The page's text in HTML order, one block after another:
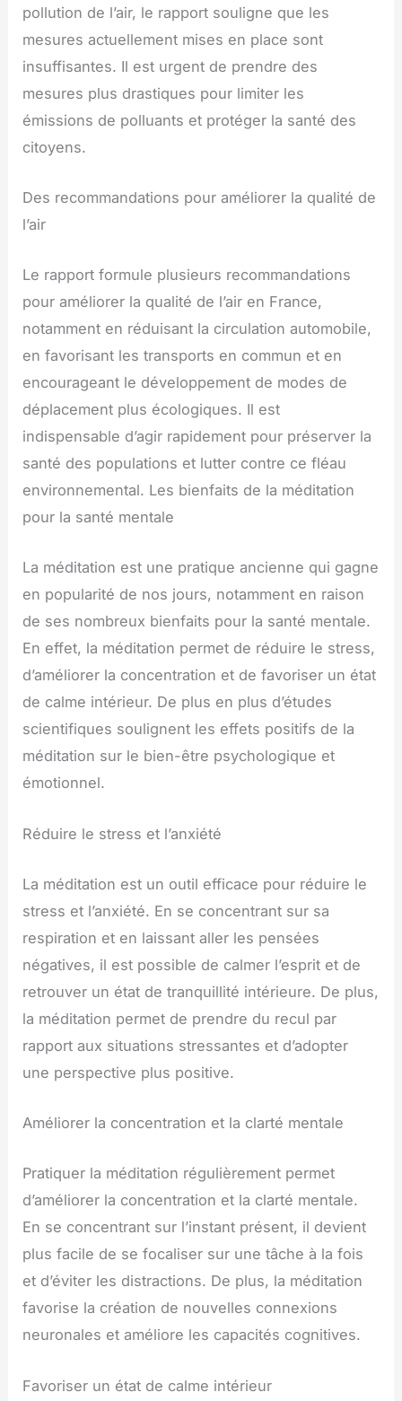
pollution de l’air, le rapport souligne que les
mesures actuellement mises en place sont
insuffisantes. Il est urgent de prendre des
mesures plus drastiques pour limiter les
émissions de polluants et protéger la santé des
citoyens.
Des recommandations pour améliorer la qualité de
l’air
Le rapport formule plusieurs recommandations
pour améliorer la qualité de l’air en France,
notamment en réduisant la circulation automobile,
en favorisant les transports en commun et en
encourageant le développement de modes de
déplacement plus écologiques. Il est
indispensable d’agir rapidement pour préserver la
santé des populations et lutter contre ce fléau
environnemental. Les bienfaits de la méditation
pour la santé mentale
La méditation est une pratique ancienne qui gagne
en popularité de nos jours, notamment en raison
de ses nombreux bienfaits pour la santé mentale.
En effet, la méditation permet de réduire le stress,
d’améliorer la concentration et de favoriser un état
de calme intérieur. De plus en plus d’études
scientifiques soulignent les effets positifs de la
méditation sur le bien-être psychologique et
émotionnel.
Réduire le stress et l’anxiété
La méditation est un outil efficace pour réduire le
stress et l’anxiété. En se concentrant sur sa
respiration et en laissant aller les pensées
négatives, il est possible de calmer l’esprit et de
retrouver un état de tranquillité intérieure. De plus,
la méditation permet de prendre du recul par
rapport aux situations stressantes et d’adopter
une perspective plus positive.
Améliorer la concentration et la clarté mentale
Pratiquer la méditation régulièrement permet
d’améliorer la concentration et la clarté mentale.
En se concentrant sur l’instant présent, il devient
plus facile de se focaliser sur une tâche à la fois
et d’éviter les distractions. De plus, la méditation
favorise la création de nouvelles connexions
neuronales et améliore les capacités cognitives.
Favoriser un état de calme intérieur